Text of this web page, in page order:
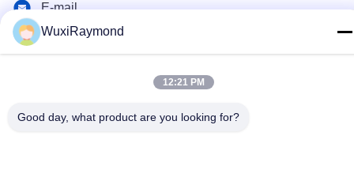
E-mail
adam@wxhy.com.cn
Adres
Shitangwan lndustrial Park, Wuxi City, Jiangsu Prov.,
WuxiRaymond
12:21 PM
Good day, what product are you looking for?